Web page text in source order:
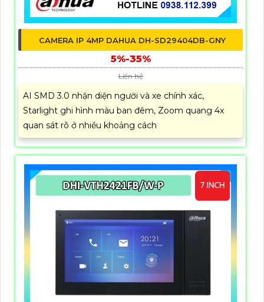
CAMERA IP 4MP DAHUA DH-SD29404DB-GNY
5%-35%
Liên hệ
AI SMD 3.0 nhận diện người và xe chính xác,
Starlight ghi hình màu ban đêm, Zoom quang 4x
quan sát rõ ở nhiều khoảng cách